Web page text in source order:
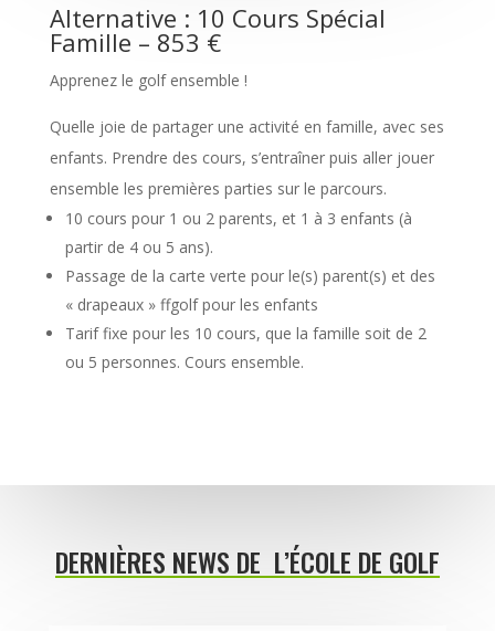
Alternative : 10 Cours Spécial
Famille – 853 €
Apprenez le golf ensemble !
Quelle joie de partager une activité en famille, avec ses
enfants. Prendre des cours, s’entraîner puis aller jouer
ensemble les premières parties sur le parcours.
10 cours pour 1 ou 2 parents, et 1 à 3 enfants (à
partir de 4 ou 5 ans).
Passage de la carte verte pour le(s) parent(s) et des
« drapeaux » ffgolf pour les enfants
Tarif fixe pour les 10 cours, que la famille soit de 2
ou 5 personnes. Cours ensemble.
DERNIÈRES NEWS DE L’ÉCOLE DE GOLF